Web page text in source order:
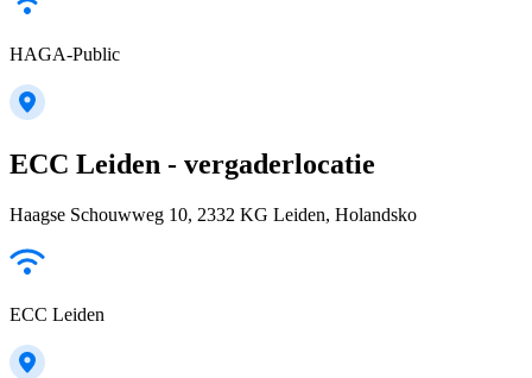
HAGA-Public
ECC Leiden - vergaderlocatie
Haagse Schouwweg 10, 2332 KG Leiden, Holandsko
ECC Leiden